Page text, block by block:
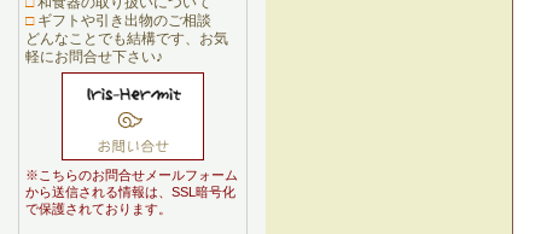
□ギフトや引き出物のご相談
どんなことでも結構です、お気
軽にお問合せ下さい♪
※こちらのお問合せメールフォーム
から送信される情報は、SSL暗号化
で保護されております。